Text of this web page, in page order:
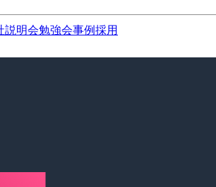
説明会勉強会事例採用